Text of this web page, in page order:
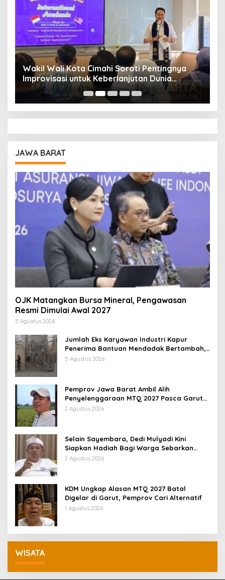
Wakil Wali Kota Cimahi Soroti Pentingnya
Improvisasi untuk Keberlanjutan Dunia
Pendidikan
JAWA BARAT
OJK Matangkan Bursa Mineral, Pengawasan
Resmi Dimulai Awal 2027
5 Agustus 2026
Jumlah Eks Karyawan Industri Kapur
Penerima Bantuan Mendadak Bertambah,
KDM: Kita Identifikasi
5 Agustus 2026
Pemprov Jawa Barat Ambil Alih
Penyelenggaraan MTQ 2027 Pasca Garut
Mundur Jadi Tuan Rumah
2 Agustus 2026
Selain Sayembara, Dedi Mulyadi Kini
Siapkan Hadiah Bagi Warga Sebarkan
Lokasi Penjualan Narkotika
2 Agustus 2026
KDM Ungkap Alasan MTQ 2027 Batal
Digelar di Garut, Pemprov Cari Alternatif
1 Agustus 2026
WISATA